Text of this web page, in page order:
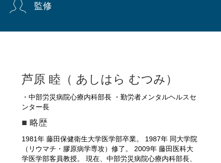
監修
芦原 睦（ あしはら むつみ）
・中部労災病院心療内科部長 ・勤労者メンタルヘルスセ
ンター長
■ 略歴
1981年 藤田保健衛生大学医学部卒業。 1987年 同大学院
（リウマチ・膠原病学専攻）修了。 2009年 藤田医科大
学医学部客員教授。 現在、中部労災病院心療内科部長、